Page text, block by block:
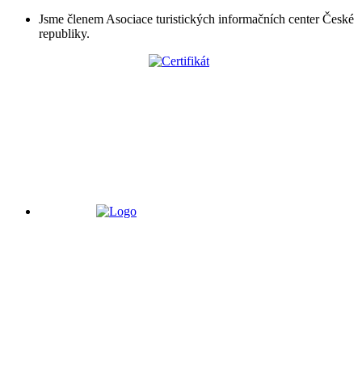
Jsme členem Asociace turistických informačních center České
republiky.